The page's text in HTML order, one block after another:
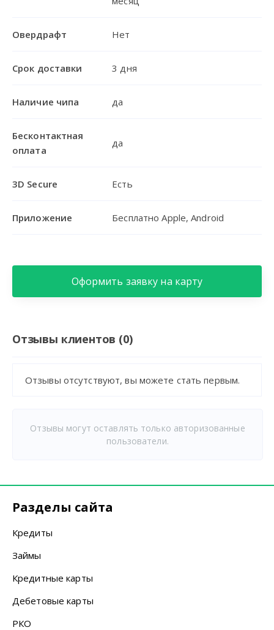
Овердрафт Нет
Срок доставки 3 дня
Наличие чипа да
Бесконтактная
оплата
да
3D Secure Есть
Приложение Бесплатно Apple, Android
Оформить заявку на карту
Отзывы клиентов (0)
Отзывы отсутствуют, вы можете стать первым.
Отзывы могут оставлять только авторизованные
пользователи.
Разделы сайта
Кредиты
Займы
Кредитные карты
Дебетовые карты
РКО